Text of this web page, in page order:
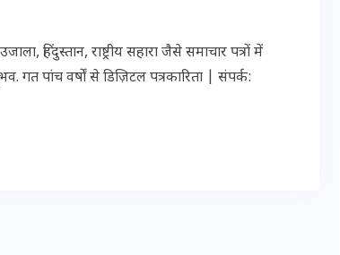
राष्ट्रीय सहारा जैसे समाचार पत्रों में
पांच वर्षों से डिज़िटल पत्रकारिता | संपर्क: